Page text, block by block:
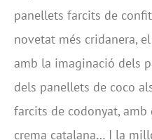
panellets farcits de
novetat més cridanera,
amb la imaginació dels
dels panellets de coco
farcits de codonyat,
crema catalana… I la